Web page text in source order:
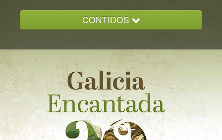
CONTIDOS
GALICIA ENCANTADA
DOCUMENTACION
NOVAS
CONTACTO